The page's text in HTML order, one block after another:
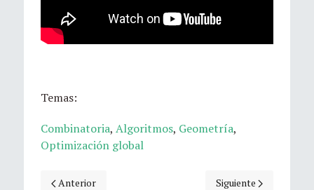
Temas:
Combinatoria, Algoritmos, Geometría,
Optimización global
Artículo anterior: Hablemos del Teorema de Tverberg, y
Anterior Artículo siguiente:
Siguiente